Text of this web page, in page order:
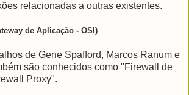
relacionadas a outras existentes.
de Aplicação - OSI)
de Gene Spafford, Marcos Ranum e
são conhecidos como "Firewall de
Proxy".